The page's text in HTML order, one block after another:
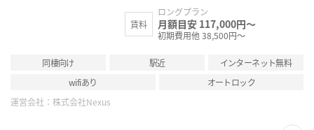
賃料
ロングプラン
月額目安 117,000円～
初期費用他 38,500円～
同棲向け 駅近
インターネット無料
wifiあり
オートロック
運営会社： 株式会社Nexus